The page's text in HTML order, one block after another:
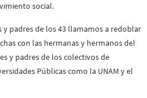
social.
padres de los 43 llamamos a redoblar
con las hermanas y hermanos del
y padres de los colectivos de
Públicas como la UNAM y el